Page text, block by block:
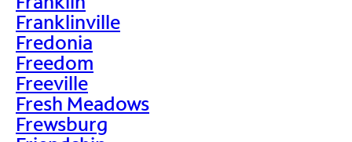
Franklinville
Fredonia
Freedom
Freeville
Fresh Meadows
Frewsburg